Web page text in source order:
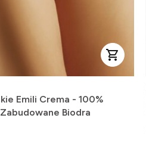
Emili Crema - 100%
Zabudowane Biodra